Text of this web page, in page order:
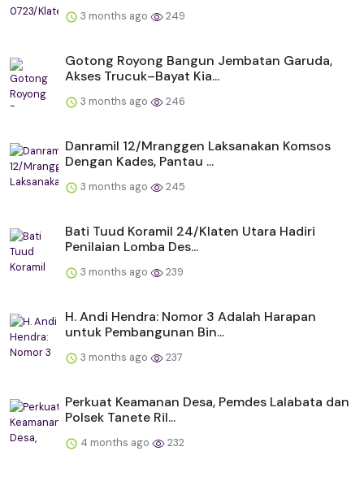
3 months ago 249
Gotong Royong Bangun Jembatan Garuda,
Akses Trucuk–Bayat Kia...
3 months ago 246
Danramil 12/Mranggen Laksanakan Komsos
Dengan Kades, Pantau ...
3 months ago 245
Bati Tuud Koramil 24/Klaten Utara Hadiri
Penilaian Lomba Des...
3 months ago 239
H. Andi Hendra: Nomor 3 Adalah Harapan
untuk Pembangunan Bin...
3 months ago 237
Perkuat Keamanan Desa, Pemdes Lalabata dan
Polsek Tanete Ril...
4 months ago 232